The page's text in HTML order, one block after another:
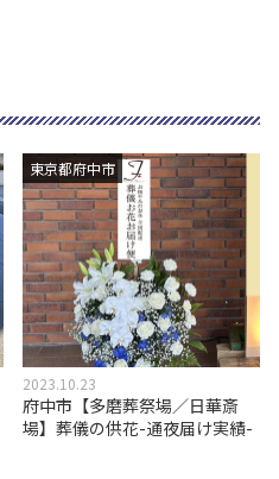
東京都府中市
2023.10.23
府中市【多磨葬祭場／日華斎
場】葬儀の供花-通夜届け実績-